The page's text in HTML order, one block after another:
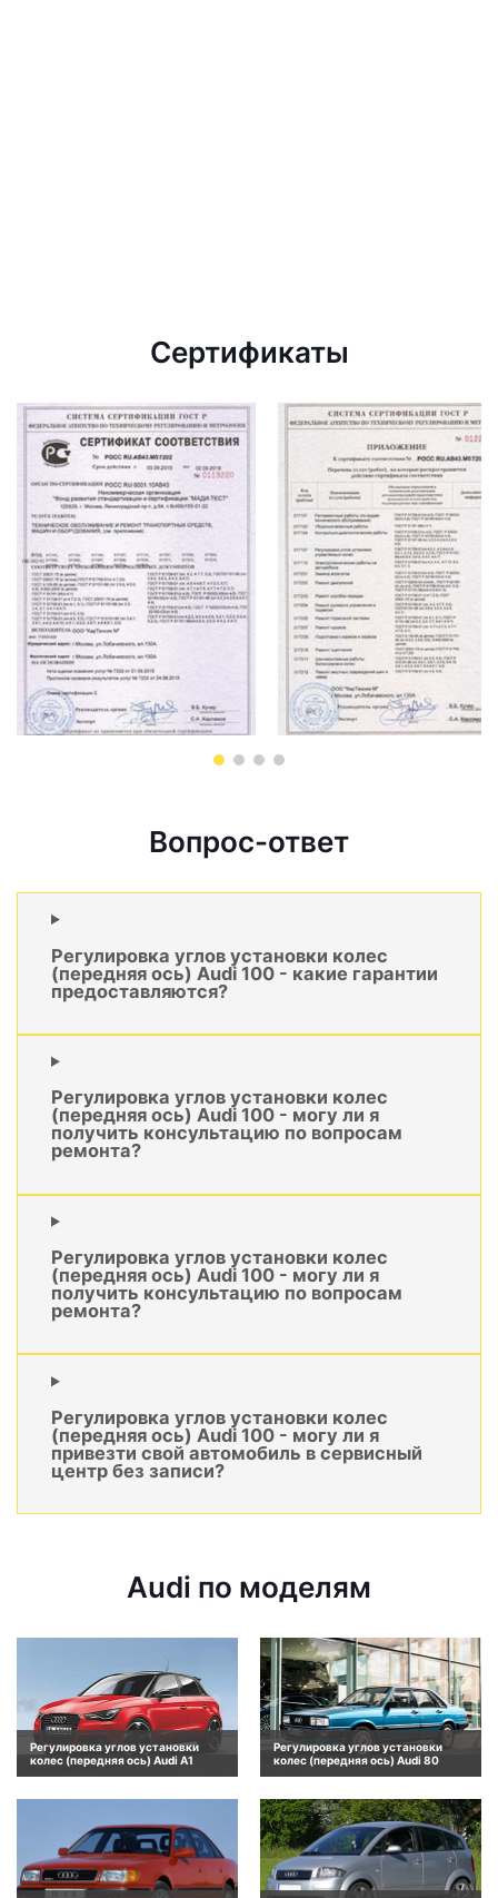
Сертификаты
Вопрос-ответ
Регулировка углов установки колес
(передняя ось) Audi 100 - какие гарантии
предоставляются?
Регулировка углов установки колес
(передняя ось) Audi 100 - могу ли я
получить консультацию по вопросам
ремонта?
Регулировка углов установки колес
(передняя ось) Audi 100 - могу ли я
получить консультацию по вопросам
ремонта?
Регулировка углов установки колес
(передняя ось) Audi 100 - могу ли я
привезти свой автомобиль в сервисный
центр без записи?
Audi по моделям
Регулировка углов установки
колес (передняя ось) Audi A1
Регулировка углов установки
колес (передняя ось) Audi 80